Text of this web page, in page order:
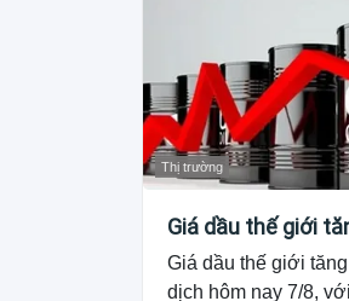
Thị trường
Giá dầu thế giới
Giá dầu thế giới
dịch hôm nay 7/8,